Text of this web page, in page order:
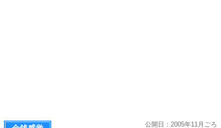
公開日：2005年11月ごろ